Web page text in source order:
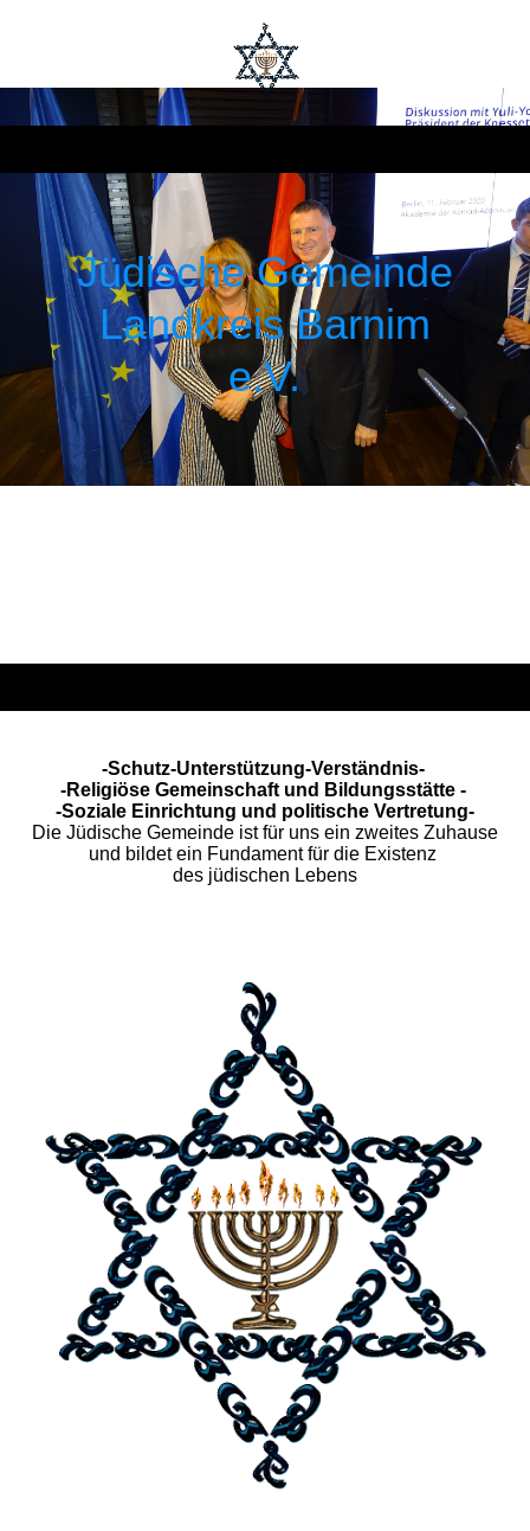
Jüdische Gemeinde
Landkreis Barnim
e.V.
-Schutz-Unterstützung-Verständnis-
-Religiöse Gemeinschaft und Bildungsstätte -
-Soziale Einrichtung und politische Vertretung-
Die Jüdische Gemeinde ist für uns ein zweites Zuhause
und bildet ein Fundament für die Existenz
des jüdischen Lebens